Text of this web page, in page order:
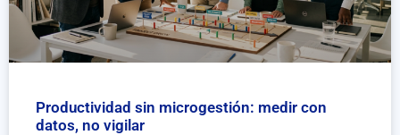
Productividad sin microgestión: medir con
datos, no vigilar